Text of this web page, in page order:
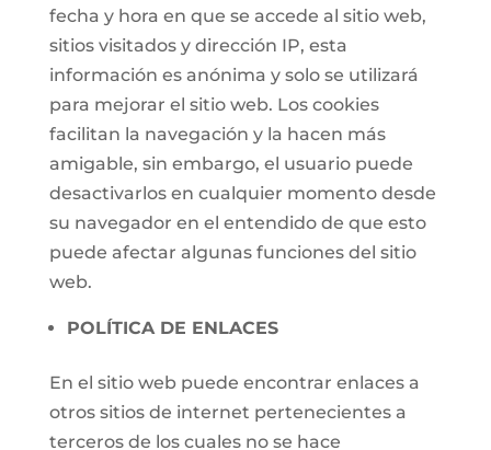
fecha y hora en que se accede al sitio web,
sitios visitados y dirección IP, esta
información es anónima y solo se utilizará
para mejorar el sitio web. Los cookies
facilitan la navegación y la hacen más
amigable, sin embargo, el usuario puede
desactivarlos en cualquier momento desde
su navegador en el entendido de que esto
puede afectar algunas funciones del sitio
web.
POLÍTICA DE ENLACES
En el sitio web puede encontrar enlaces a
otros sitios de internet pertenecientes a
terceros de los cuales no se hace